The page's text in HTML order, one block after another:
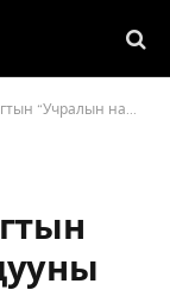
намар” дууны клип цацагдлаа